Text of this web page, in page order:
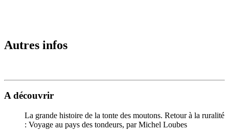
Autres infos
A découvrir
La grande histoire de la tonte des moutons. Retour à la ruralité
: Voyage au pays des tondeurs, par Michel Loubes